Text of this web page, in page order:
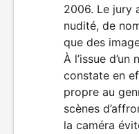
2006. Le jury
nudité, de
que des
À l’issue d’un
constate en
propre au
scènes
la caméra